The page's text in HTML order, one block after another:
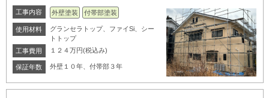
工事内容 外壁塗装 付帯部塗装
使用材料
グランセラトップ、ファイSi、シー
トトップ
工事費用
１２４万円(税込み)
保証年数 外壁１０年、付帯部３年